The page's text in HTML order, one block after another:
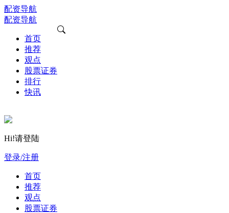
配资导航
配资导航
首页
推荐
观点
股票证券
排行
快讯
Hi!请登陆
登录/注册
首页
推荐
观点
股票证券